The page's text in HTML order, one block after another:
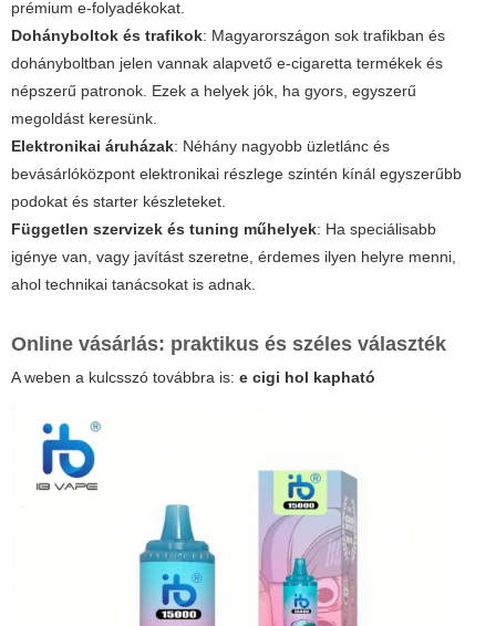
prémium e-folyadékokat.
Dohányboltok és trafikok: Magyarországon sok trafikban és
dohányboltban jelen vannak alapvető e-cigaretta termékek és
népszerű patronok. Ezek a helyek jók, ha gyors, egyszerű
megoldást keresünk.
Elektronikai áruházak: Néhány nagyobb üzletlánc és
bevásárlóközpont elektronikai részlege szintén kínál egyszerűbb
podokat és starter készleteket.
Független szervizek és tuning műhelyek: Ha speciálisabb
igénye van, vagy javítást szeretne, érdemes ilyen helyre menni,
ahol technikai tanácsokat is adnak.
Online vásárlás: praktikus és széles választék
A weben a kulcsszó továbbra is: e cigi hol kapható